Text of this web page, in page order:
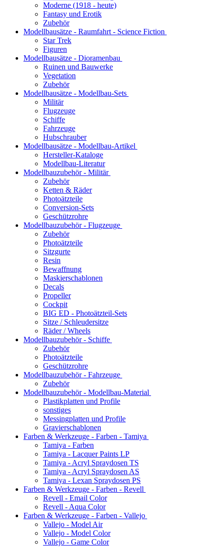
Moderne (1918 - heute)
Fantasy und Erotik
Zubehör
Modellbausätze - Raumfahrt - Science Fiction
Star Trek
Figuren
Modellbausätze - Dioramenbau
Ruinen und Bauwerke
Vegetation
Zubehör
Modellbausätze - Modellbau-Sets
Militär
Flugzeuge
Schiffe
Fahrzeuge
Hubschrauber
Modellbausätze - Modellbau-Artikel
Hersteller-Kataloge
Modellbau-Literatur
Modellbauzubehör - Militär
Zubehör
Ketten & Räder
Photoätzteile
Conversion-Sets
Geschützrohre
Modellbauzubehör - Flugzeuge
Zubehör
Photoätzteile
Sitzgurte
Resin
Bewaffnung
Maskierschablonen
Decals
Propeller
Cockpit
BIG ED - Photoätzteil-Sets
Sitze / Schleudersitze
Räder / Wheels
Modellbauzubehör - Schiffe
Zubehör
Photoätzteile
Geschützrohre
Modellbauzubehör - Fahrzeuge
Zubehör
Modellbauzubehör - Modellbau-Material
Plastikplatten und Profile
sonstiges
Messingplatten und Profile
Gravierschablonen
Farben & Werkzeuge - Farben - Tamiya
Tamiya - Farben
Tamiya - Lacquer Paints LP
Tamiya - Acryl Spraydosen TS
Tamiya - Acryl Spraydosen AS
Tamiya - Lexan Spraydosen PS
Farben & Werkzeuge - Farben - Revell
Revell - Email Color
Revell - Aqua Color
Farben & Werkzeuge - Farben - Vallejo
Vallejo - Model Air
Vallejo - Model Color
Vallejo - Game Color